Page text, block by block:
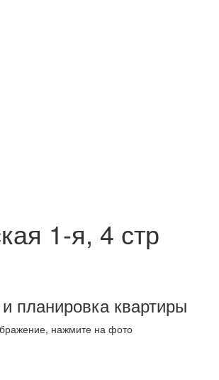
1-я, 4 стр
планировка квартиры
нажмите на фото